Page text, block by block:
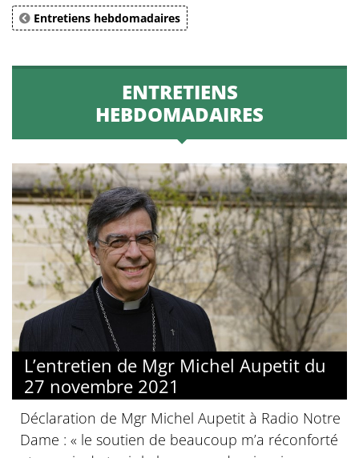
Entretiens hebdomadaires
ENTRETIENS
HEBDOMADAIRES
L’entretien de Mgr Michel Aupetit du
27 novembre 2021
Déclaration de Mgr Michel Aupetit à Radio Notre
Dame : « le soutien de beaucoup m’a réconforté